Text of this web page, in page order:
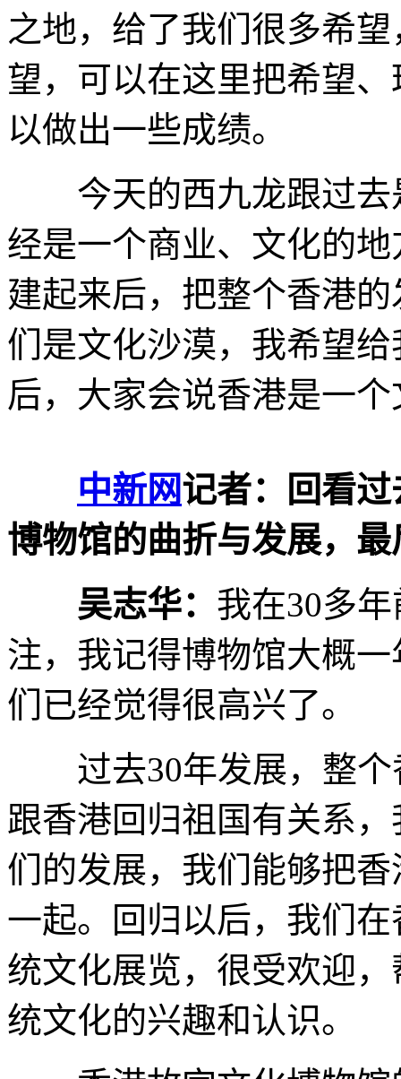
之地，给了我们很多希
望，可以在这里把希望
以做出一些成绩。
今天的西九龙跟过去
经是一个商业、文化的
建起来后，把整个香港
们是文化沙漠，我希望
后，大家会说香港是一
中新网记者：回看
博物馆的曲折与发展，
吴志华： 我在30多
注，我记得博物馆大概
们已经觉得很高兴了。
过去30年发展，整个
跟香港回归祖国有关系
们的发展，我们能够把
一起。回归以后，我们
统文化展览，很受欢迎
统文化的兴趣和认识。